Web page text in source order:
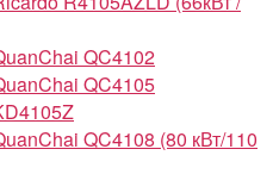
QC4102
QC4105
QC4108 (80 кВт/110